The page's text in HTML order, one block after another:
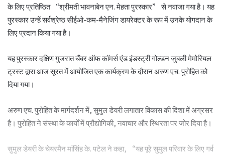
के लिए प्रतिष्ठित “श्रीमती भावनाबेन एन. मेहता पुरस्कार” से नवाजा गया है। यह
पुरस्कार उन्हें सर्वश्रेष्ठ सीईओ-कम-मैनेजिंग डायरेक्टर के रूप में उनके योगदान के
लिए प्रदान किया गया है।
यह पुरस्कार दक्षिण गुजरात चैंबर ऑफ कॉमर्स एंड इंडस्ट्री गोल्डन जुबली मेमोरियल
ट्रस्ट द्वारा आज सूरत में आयोजित एक कार्यक्रम के दौरान अरुण एच. पुरोहित को
दिया गया।
अरुण एच. पुरोहित के मार्गदर्शन में, सुमुल डेयरी लगातार विकास की दिशा में अग्रसर
है। पुरोहित ने संस्था के कार्यों में प्रौद्योगिकी, नवाचार और स्थिरता पर जोर दिया है।
सुमुल डेयरी के चेयरमैन मांसिंह के. पटेल ने कहा, “यह पूरे सुमुल परिवार के लिए गर्व